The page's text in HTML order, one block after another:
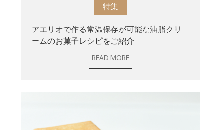
特集
アエリオで作る常温保存が可能な油脂クリ
ームのお菓子レシピをご紹介
READ MORE